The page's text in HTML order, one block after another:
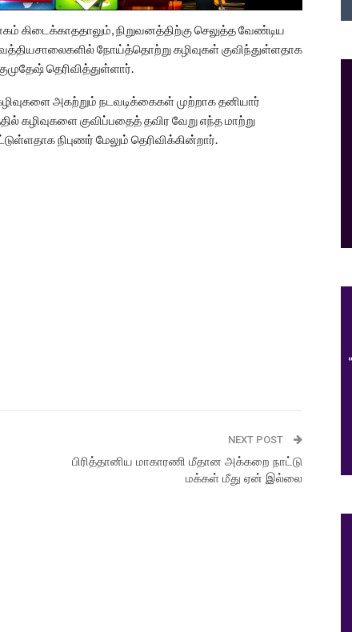
கிடைக்காததாலும், நிறுவனத்திற்கு செலுத்த வேண்டிய
நோய்த்தொற்று கழிவுகள் குவிந்துள்ளதாக
தெரிவித்துள்ளார்.
அகற்றும் நடவடிக்கைகள் முற்றாக தனியார்
கழிவுகளை குவிப்பதைத் தவிர வேறு எந்த மாற்று
நிபுணர் மேலும் தெரிவிக்கின்றார்.
NEXT POST
பிரித்தானிய மாகாரணி மீதான அக்கறை நாட்டு
மக்கள் மீது ஏன் இல்லை